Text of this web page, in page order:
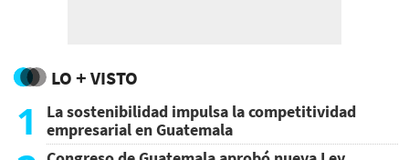
LO + VISTO
1
La sostenibilidad impulsa la competitividad
empresarial en Guatemala